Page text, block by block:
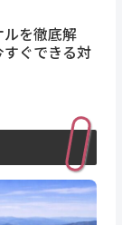
を徹底解
ぐできる対